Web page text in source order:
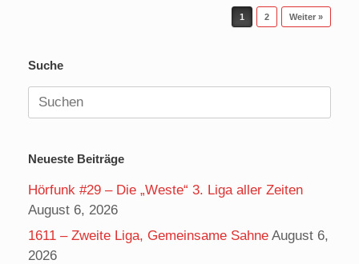
1 2 Weiter »
Suche
Suchen
nach:
Neueste Beiträge
Hörfunk #29 – Die „Weste“ 3. Liga aller Zeiten
August 6, 2026
1611 – Zweite Liga, Gemeinsame Sahne August 6,
2026